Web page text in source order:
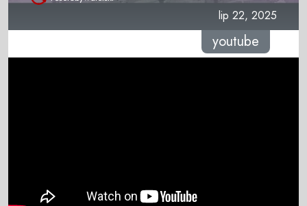
lip 22, 2025
youtube